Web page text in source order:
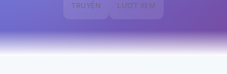
TRUYỆN LƯỢT XEM